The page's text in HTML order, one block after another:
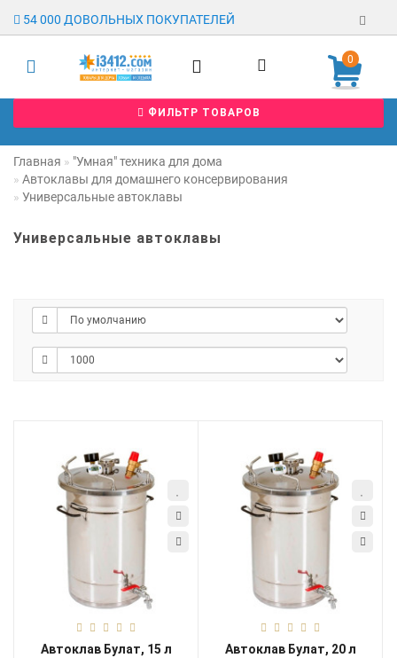
54 000 ДОВОЛЬНЫХ ПОКУПАТЕЛЕЙ
Регистрация
Заявка на
закладки
Сравнение
товаров
0
ФИЛЬТР ТОВАРОВ
Главная
"Умная" техника для дома
Автоклавы для домашнего консервирования
Универсальные автоклавы
Универсальные автоклавы
Автоклав Булат, 15 л Автоклав Булат, 20 л